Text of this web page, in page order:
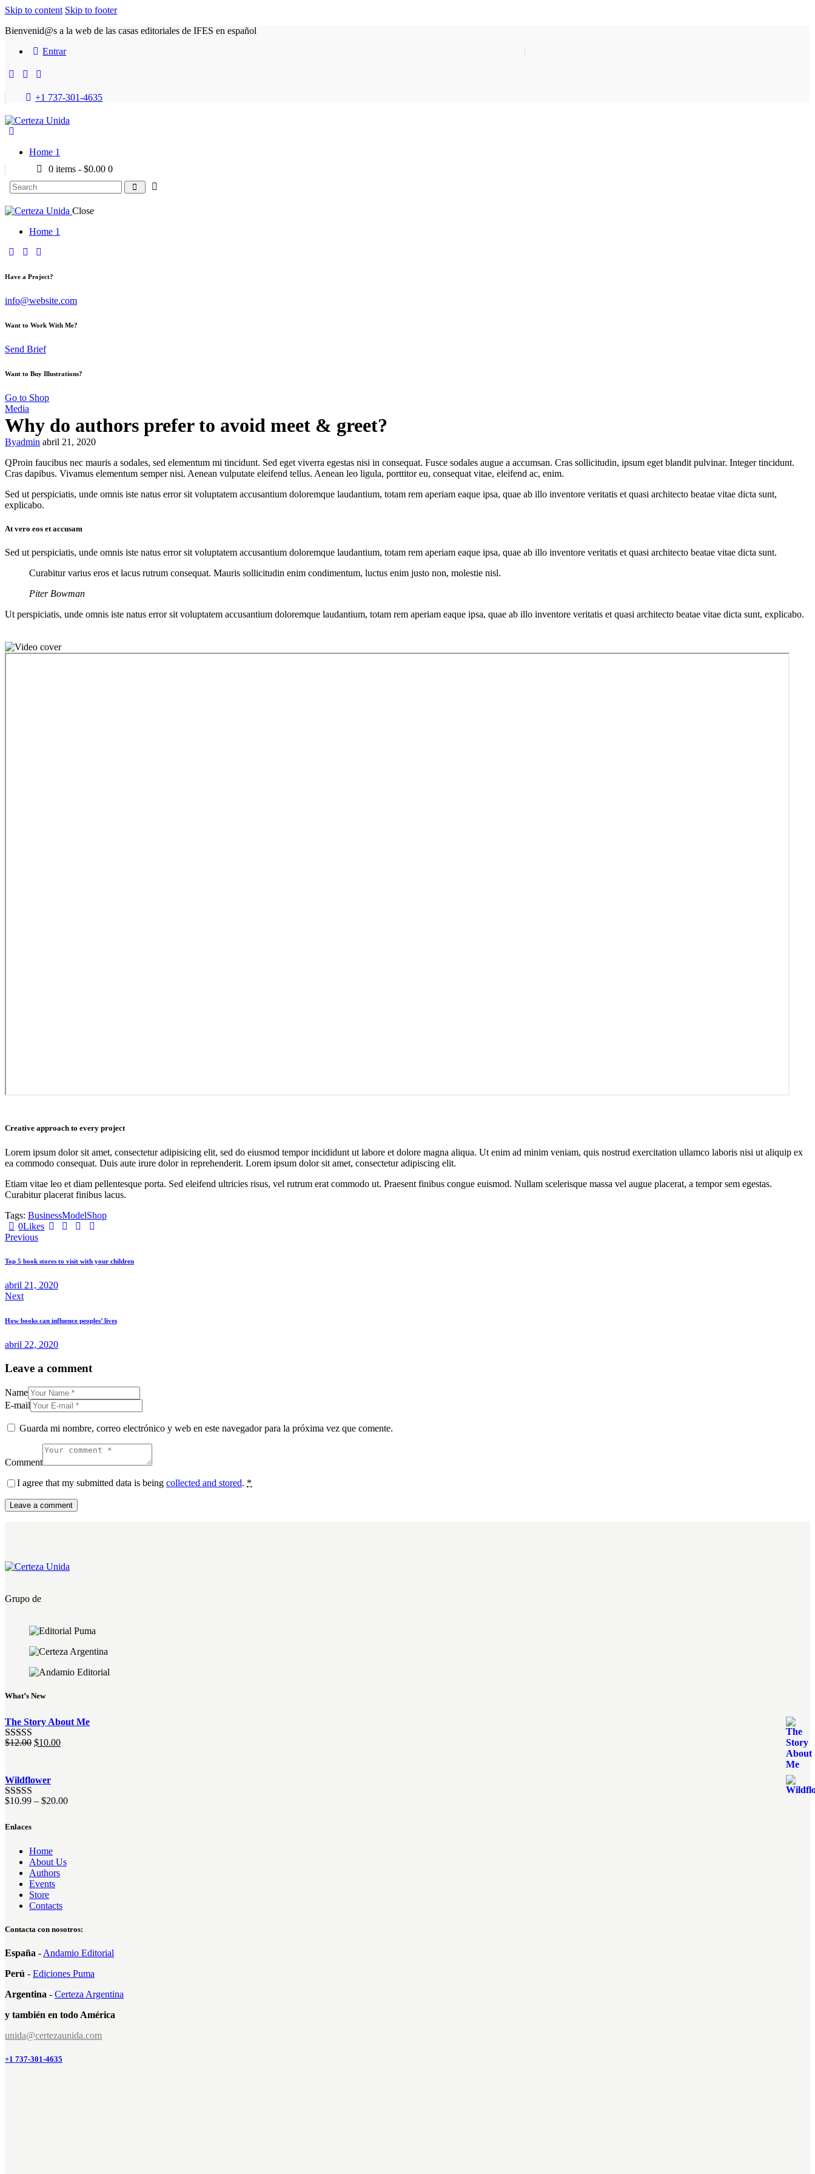
Skip to content Skip to footer
Bienvenid@s a la web de las casas editoriales de IFES en español
Entrar
+1 737-301-4635
Home 1
0 items -$0.00 0
Close
Home 1
Have a Project?
info@website.com
Want to Work With Me?
Send Brief
Want to Buy Illustrations?
Go to Shop
Media
Why do authors prefer to avoid meet & greet?
Byadmin abril 21, 2020
QProin faucibus nec mauris a sodales, sed elementum mi tincidunt. Sed eget viverra egestas nisi in consequat. Fusce sodales augue a accumsan. Cras sollicitudin, ipsum eget blandit pulvinar. Integer tincidunt.
Cras dapibus. Vivamus elementum semper nisi. Aenean vulputate eleifend tellus. Aenean leo ligula, porttitor eu, consequat vitae, eleifend ac, enim.
Sed ut perspiciatis, unde omnis iste natus error sit voluptatem accusantium doloremque laudantium, totam rem aperiam eaque ipsa, quae ab illo inventore veritatis et quasi architecto beatae vitae dicta sunt,
explicabo.
At vero eos et accusam
Sed ut perspiciatis, unde omnis iste natus error sit voluptatem accusantium doloremque laudantium, totam rem aperiam eaque ipsa, quae ab illo inventore veritatis et quasi architecto beatae vitae dicta sunt.
Curabitur varius eros et lacus rutrum consequat. Mauris sollicitudin enim condimentum, luctus enim justo non, molestie nisl.
Piter Bowman
Ut perspiciatis, unde omnis iste natus error sit voluptatem accusantium doloremque laudantium, totam rem aperiam eaque ipsa, quae ab illo inventore veritatis et quasi architecto beatae vitae dicta sunt, explicabo.
Creative approach to every project
Lorem ipsum dolor sit amet, consectetur adipisicing elit, sed do eiusmod tempor incididunt ut labore et dolore magna aliqua. Ut enim ad minim veniam, quis nostrud exercitation ullamco laboris nisi ut aliquip ex
ea commodo consequat. Duis aute irure dolor in reprehenderit. Lorem ipsum dolor sit amet, consectetur adipiscing elit.
Etiam vitae leo et diam pellentesque porta. Sed eleifend ultricies risus, vel rutrum erat commodo ut. Praesent finibus congue euismod. Nullam scelerisque massa vel augue placerat, a tempor sem egestas.
Curabitur placerat finibus lacus.
Tags: BusinessModelShop
0Likes
Navegación
de
Previous
Top 5 book stores to visit with your children
abril 21, 2020
Next
How books can influence peoples’ lives
abril 22, 2020
Leave a comment
Name
E-mail
Guarda mi nombre, correo electrónico y web en este navegador para la próxima vez que comente.
Comment
I agree that my submitted data is being collected and stored. *
Grupo de
What’s New
The Story About Me
Valorado
$12.00 El
$12.00.
$10.00El
Wildflower
Valorado
de 5
$10.99 – $20.00
Enlaces
Home
About Us
Authors
Events
Store
Contacts
Contacta con nosotros:
España - Andamio Editorial
Perú - Ediciones Puma
Argentina - Certeza Argentina
y también en todo América
unida@certezaunida.com
+1 737-301-4635